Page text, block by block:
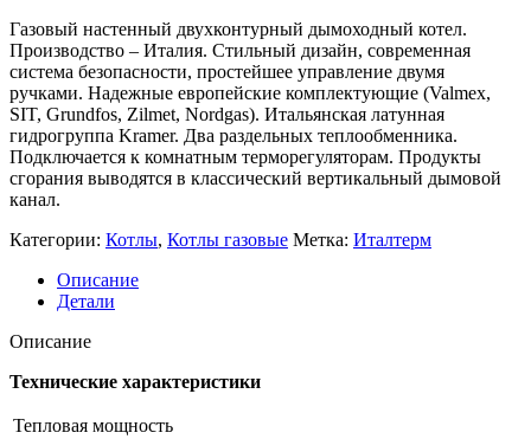
Газовый настенный двухконтурный дымоходный котел.
Производство – Италия. Стильный дизайн, современная
система безопасности, простейшее управление двумя
ручками. Надежные европейские комплектующие (Valmex,
SIT, Grundfos, Zilmet, Nordgas). Итальянская латунная
гидрогруппа Kramer. Два раздельных теплообменника.
Подключается к комнатным терморегуляторам. Продукты
сгорания выводятся в классический вертикальный дымовой
канал.
Категории: Котлы, Котлы газовые Метка: Италтерм
Описание
Детали
Описание
Технические характеристики
Тепловая мощность